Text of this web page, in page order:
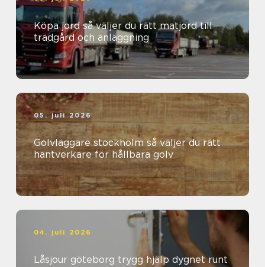
Köpa jord så väljer du rätt matjord till
trädgård och anläggning
05. juli 2026
Golvläggare stockholm så väljer du rätt
hantverkare för hållbara golv
04. juli 2026
Låsjour göteborg trygg hjälp dygnet runt